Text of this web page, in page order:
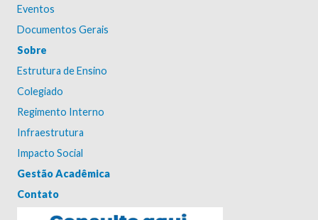
Eventos
Documentos Gerais
Sobre
Estrutura de Ensino
Colegiado
Regimento Interno
Infraestrutura
Impacto Social
Gestão Acadêmica
Contato